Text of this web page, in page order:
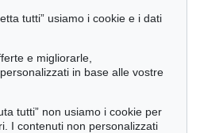
tutti” usiamo i cookie e i dati
e migliorarle,
in base alle vostre
tutti” non usiamo i cookie per
I contenuti non personalizzati